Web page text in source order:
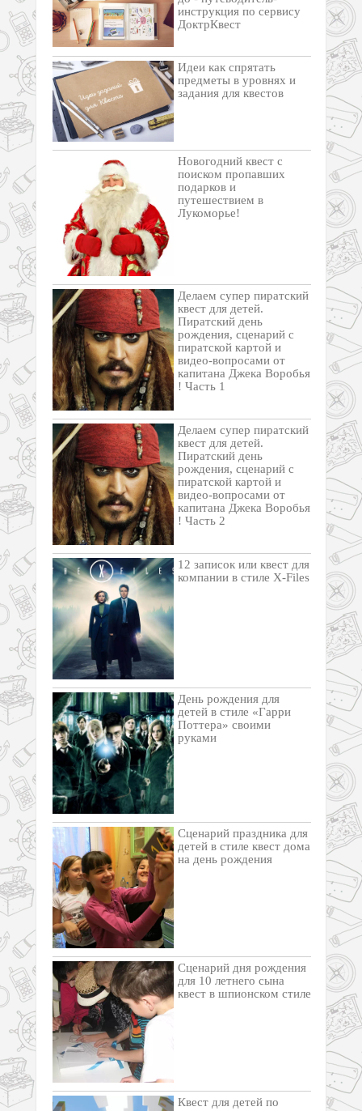
инструкция по сервису
ДоктрКвест
Идеи как спрятать
предметы в уровнях и
задания для квестов
Новогодний квест с
поиском пропавших
подарков и
путешествием в
Лукоморье!
Делаем супер пиратский
квест для детей.
Пиратский день
рождения, сценарий с
пиратской картой и
видео-вопросами от
капитана Джека Воробья
! Часть 1
Делаем супер пиратский
квест для детей.
Пиратский день
рождения, сценарий с
пиратской картой и
видео-вопросами от
капитана Джека Воробья
! Часть 2
12 записок или квест для
компании в стиле X-Files
День рождения для
детей в стиле «Гарри
Поттера» своими
руками
Cценарий праздника для
детей в стиле квест дома
на день рождения
Сценарий дня рождения
для 10 летнего сына
квест в шпионском стиле
Квест для детей по